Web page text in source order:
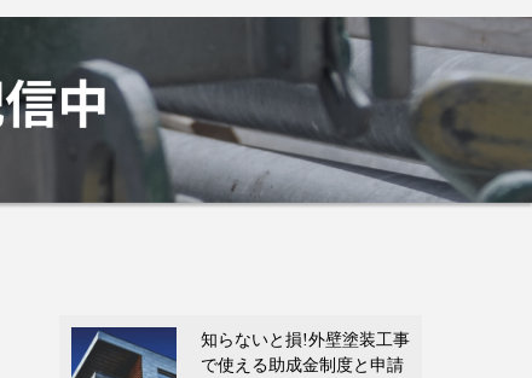
知らないと損!外壁塗装工事
で使える助成金制度と申請